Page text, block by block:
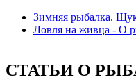
Зимняя рыбалка.
Ловля на живца - О
СТАТЬИ О